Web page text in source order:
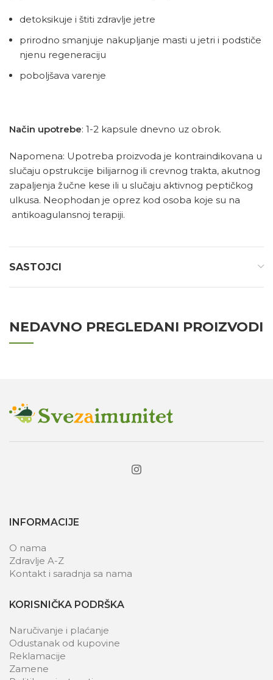
detoksikuje i štiti zdravlje jetre
prirodno smanjuje nakupljanje masti u jetri i podstiče
njenu regeneraciju
poboljšava varenje
Način upotrebe: 1-2 kapsule dnevno uz obrok.
Napomena: Upotreba proizvoda je kontraindikovana u
slučaju opstrukcije bilijarnog ili crevnog trakta, akutnog
zapaljenja žučne kese ili u slučaju aktivnog peptičkog
ulkusa. Neophodan je oprez kod osoba koje su na
antikoagulansnoj terapiji.
SASTOJCI
NEDAVNO PREGLEDANI PROIZVODI
INFORMACIJE
O nama
Zdravlje A-Z
Kontakt i saradnja sa nama
KORISNIČKA PODRŠKA
Naručivanje i plaćanje
Odustanak od kupovine
Reklamacije
Zamene